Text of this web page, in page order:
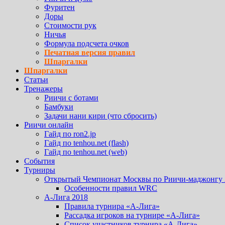
Фуритен
Доры
Стоимости рук
Ничья
Формула подсчета очков
Печатная версия правил
Шпаргалки
Шпаргалки
Статьи
Тренажеры
Риичи с ботами
Бамбуки
Задачи нани кири (что сбросить)
Риичи онлайн
Гайд по ron2.jp
Гайд по tenhou.net (flash)
Гайд по tenhou.net (web)
События
Турниры
Открытый Чемпионат Москвы по Риичи-маджонгу
Особенности правил WRC
А-Лига 2018
Правила турнира «А-Лига»
Рассадка игроков на турнире «А-Лига»